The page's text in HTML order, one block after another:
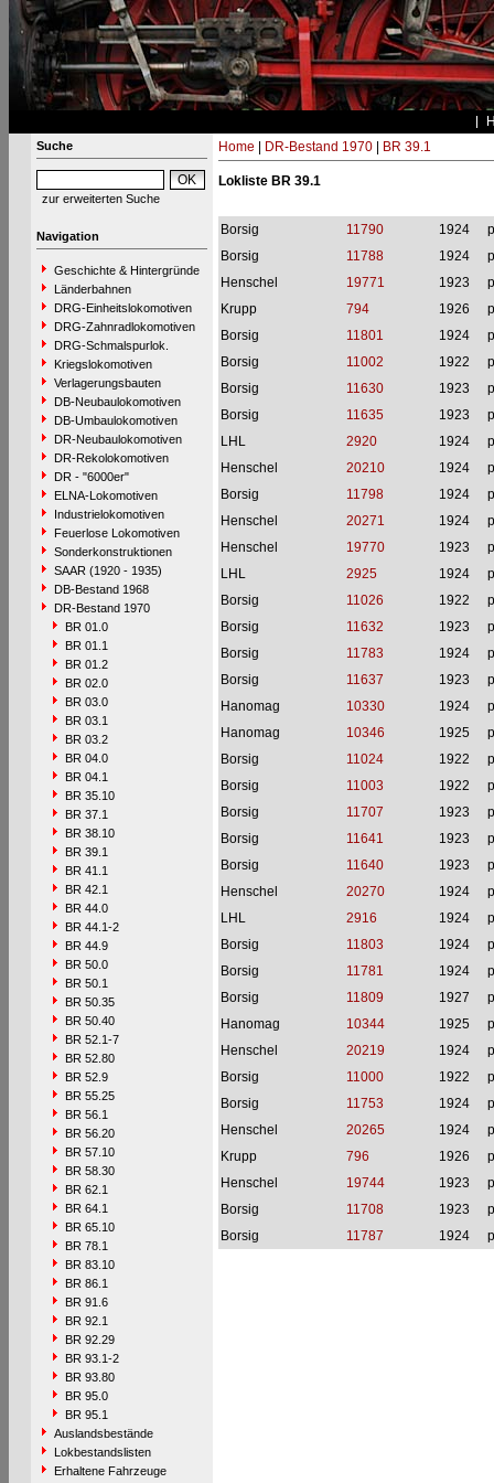
Suche
zur erweiterten Suche
Navigation
Geschichte & Hintergründe
Länderbahnen
DRG-Einheitslokomotiven
DRG-Zahnradlokomotiven
DRG-Schmalspurlok.
Kriegslokomotiven
Verlagerungsbauten
DB-Neubaulokomotiven
DB-Umbaulokomotiven
DR-Neubaulokomotiven
DR-Rekolokomotiven
DR - "6000er"
ELNA-Lokomotiven
Industrielokomotiven
Feuerlose Lokomotiven
Sonderkonstruktionen
SAAR (1920 - 1935)
DB-Bestand 1968
DR-Bestand 1970
BR 01.0
BR 01.1
BR 01.2
BR 02.0
BR 03.0
BR 03.1
BR 03.2
BR 04.0
BR 04.1
BR 35.10
BR 37.1
BR 38.10
BR 39.1
BR 41.1
BR 42.1
BR 44.0
BR 44.1-2
BR 44.9
BR 50.0
BR 50.1
BR 50.35
BR 50.40
BR 52.1-7
BR 52.80
BR 52.9
BR 55.25
BR 56.1
BR 56.20
BR 57.10
BR 58.30
BR 62.1
BR 64.1
BR 65.10
BR 78.1
BR 83.10
BR 86.1
BR 91.6
BR 92.1
BR 92.29
BR 93.1-2
BR 93.80
BR 95.0
BR 95.1
Auslandsbestände
Lokbestandslisten
Erhaltene Fahrzeuge
Home DR-Bestand 1970| BR 39.1
Lokliste BR 39.1
Borsig 11790 1924
Borsig
11788 1924
Henschel
19771 1923
Krupp
794 1926
Borsig
11801 1924
Borsig
11002 1922
Borsig
11630 1923
Borsig
11635 1923
LHL
2920 1924
Henschel
20210 1924
Borsig
11798 1924
Henschel
20271 1924
Henschel
19770 1923
LHL
2925 1924
Borsig
11026 1922
Borsig
11632 1923
Borsig
11783 1924
Borsig
11637 1923
Hanomag
10330 1924
Hanomag
10346 1925
Borsig
11024 1922
Borsig
11003 1922
Borsig
11707 1923
Borsig
11641 1923
Borsig
11640 1923
Henschel
20270 1924
LHL
2916 1924
Borsig
11803 1924
Borsig
11781 1924
Borsig
11809 1927
Hanomag
10344 1925
Henschel
20219 1924
Borsig
11000 1922
Borsig
11753 1924
Henschel
20265 1924
Krupp
796 1926
Henschel
19744 1923
Borsig
11708 1923
Borsig
11787 1924